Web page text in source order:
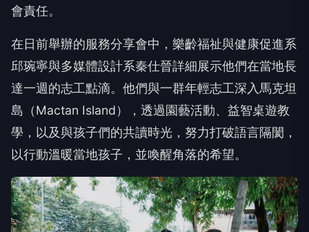
會責任。
在日前舉辦的服務分享會中，樂齡福祉與健康促進系
邱琬寧與多媒體設計系秦仕晉詳細展示他們在當地長
達一週的志工點滴。他們與一群年輕志工深入馬克坦
島（Mactan Island），透過園藝活動、益智桌遊教
學，以及與孩子們的共讀時光，努力打破語言隔閡，
以行動溫暖當地孩子，並喚醒角落的希望。